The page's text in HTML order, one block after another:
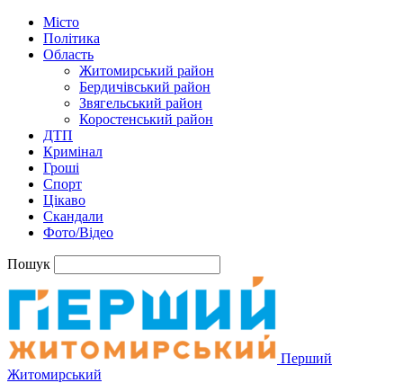
Місто
Політика
Область
Житомирський район
Бердичівський район
Звягельський район
Коростенський район
ДТП
Кримінал
Гроші
Спорт
Цікаво
Скандали
Фото/Відео
Пошук
Перший
Житомирський